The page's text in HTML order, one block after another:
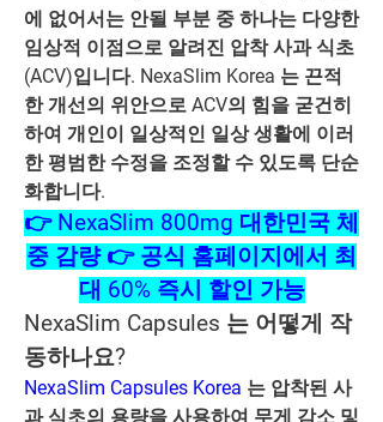
에 없어서는 안될 부분 중 하나는 다양한
임상적 이점으로 알려진 압착 사과 식초
(ACV)입니다. NexaSlim Korea 는 끈적
한 개선의 위안으로 ACV의 힘을 굳건히
하여 개인이 일상적인 일상 생활에 이러
한 평범한 수정을 조정할 수 있도록 단순
화합니다.
👉 NexaSlim 800mg 대한민국 체
중 감량 👉 공식 홈페이지에서 최
대 60% 즉시 할인 가능
NexaSlim Capsules 는 어떻게 작
동하나요?
NexaSlim Capsules Korea 는 압착된 사
과 식초의 용량을 사용하여 무게 감소 및